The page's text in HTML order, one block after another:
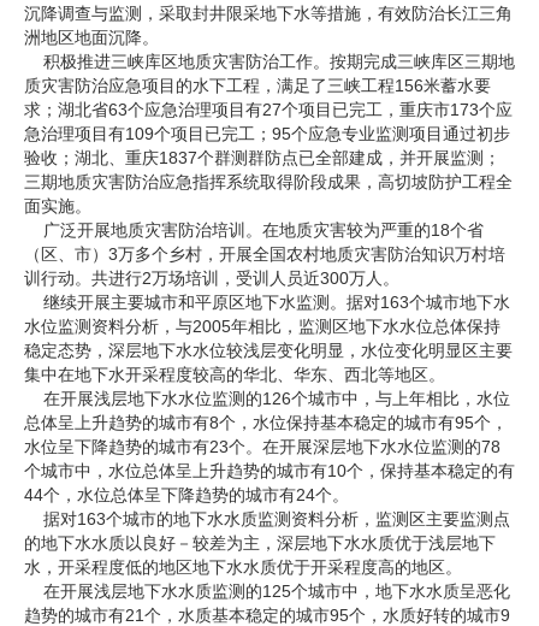
沉降调查与监测，采取封井限采地下水等措施，有效防治长江三角
洲地区地面沉降。
积极推进三峡库区地质灾害防治工作。按期完成三峡库区三期地
质灾害防治应急项目的水下工程，满足了三峡工程156米蓄水要
求；湖北省63个应急治理项目有27个项目已完工，重庆市173个应
急治理项目有109个项目已完工；95个应急专业监测项目通过初步
验收；湖北、重庆1837个群测群防点已全部建成，并开展监测；
三期地质灾害防治应急指挥系统取得阶段成果，高切坡防护工程全
面实施。
广泛开展地质灾害防治培训。在地质灾害较为严重的18个省
（区、市）3万多个乡村，开展全国农村地质灾害防治知识万村培
训行动。共进行2万场培训，受训人员近300万人。
继续开展主要城市和平原区地下水监测。据对163个城市地下水
水位监测资料分析，与2005年相比，监测区地下水水位总体保持
稳定态势，深层地下水水位较浅层变化明显，水位变化明显区主要
集中在地下水开采程度较高的华北、华东、西北等地区。
在开展浅层地下水水位监测的126个城市中，与上年相比，水位
总体呈上升趋势的城市有8个，水位保持基本稳定的城市有95个，
水位呈下降趋势的城市有23个。在开展深层地下水水位监测的78
个城市中，水位总体呈上升趋势的城市有10个，保持基本稳定的有
44个，水位总体呈下降趋势的城市有24个。
据对163个城市的地下水水质监测资料分析，监测区主要监测点
的地下水水质以良好－较差为主，深层地下水水质优于浅层地下
水，开采程度低的地区地下水水质优于开采程度高的地区。
在开展浅层地下水水质监测的125个城市中，地下水水质呈恶化
趋势的城市有21个，水质基本稳定的城市95个，水质好转的城市9